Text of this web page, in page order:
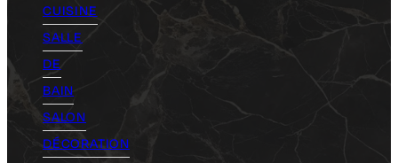
CUISINE
SALLE
DE
BAIN
SALON
DÉCORATION